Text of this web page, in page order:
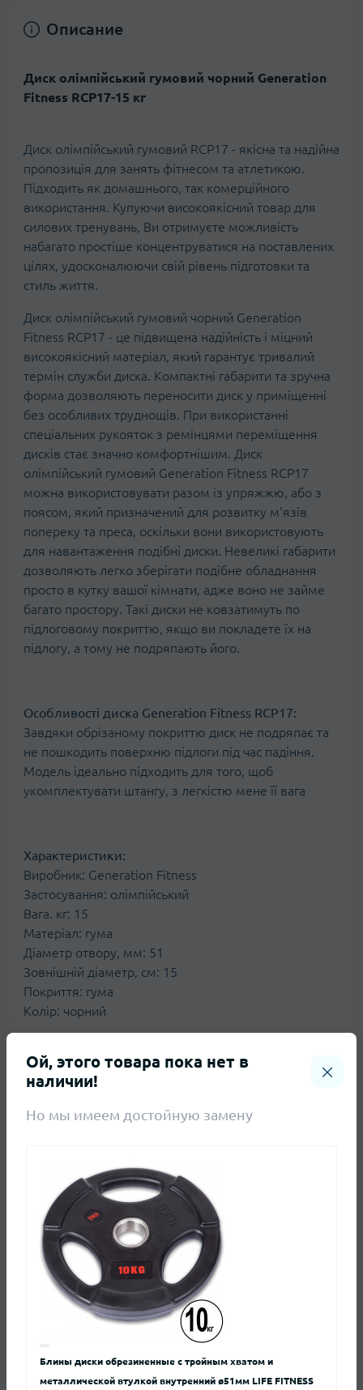
Описание
Диск олімпійський гумовий чорний Generation
Fitness RCP17-15 кг
Диск олімпійський гумовий RCP17 - якісна та надійна
пропозиція для занять фітнесом та атлетикою.
Підходить як домашнього, так комерційного
використання. Купуючи високоякісний товар для
силових тренувань, Ви отримуєте можливість
набагато простіше концентруватися на поставлених
цілях, удосконалюючи свій рівень підготовки та
стиль життя.
Диск олімпійський гумовий чорний Generation
Fitness RCP17 - це підвищена надійність і міцний
високоякісний матеріал, який гарантує тривалий
термін служби диска. Компактні габарити та зручна
форма дозволяють переносити диск у приміщенні
без особливих труднощів. При використанні
спеціальних рукояток з ремінцями переміщення
дисків стає значно комфортнішим. Диск
олімпійський гумовий Generation Fitness RCP17
можна використовувати разом із упряжжю, або з
поясом, який призначений для розвитку м'язів
попереку та преса, оскільки вони використовують
для навантаження подібні диски. Невеликі габарити
дозволяють легко зберігати подібне обладнання
просто в кутку вашої кімнати, адже воно не займе
багато простору. Такі диски не ковзатимуть по
підлоговому покриттю, якщо ви покладете їх на
підлогу, а тому не подряпають його.
Особливості диска Generation Fitness RCP17:
Завдяки обрізаному покриттю диск не подряпає та
не пошкодить поверхню підлоги під час падіння.
Модель ідеально підходить для того, щоб
укомплектувати штангу, з легкістю мене її вага
Характеристики:
Виробник: Generation Fitness
Застосування: олімпійський
Вага. кг: 15
Матеріал: гума
Діаметр отвору, мм: 51
Зовнішній діаметр, см: 15
Покриття: гума
Колір: чорний
Характеристики
ХАРАКТЕРИСТИКИ
Виробник
Покрытие Резина
Отзывы
Нет отзывов о данном товаре.
Ой, этого товара пока нет в
наличии!
Но мы имеем достойную замену
Блины диски обрезиненные с тройным хватом и
металлической втулкой внутренний ø51мм LIFE FITNESS